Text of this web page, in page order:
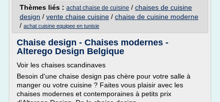
Thèmes liés : achat chaise de cuisine / chaises de cuisine
design / vente chaise cuisine / chaise de cuisine moderne
/ achat cuisine equipee en tunisie
Chaise design - Chaises modernes -
Alterego Design Belgique
Voir les chaises scandinaves
Besoin d'une chaise design pas chère pour votre salle à
manger ou votre cuisine ? Faites vous plaisir avec les
chaises modernes et contemporaines à petits prix